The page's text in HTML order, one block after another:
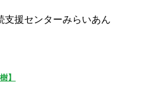
支援センターみらいあん
】